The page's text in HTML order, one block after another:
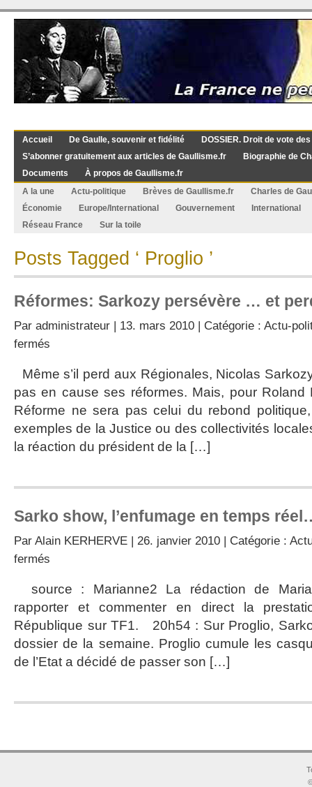
Accueil De Gaulle, souvenir et fidélité
DOSSIER. Droit de vote
S’abonner gratuitement aux articles de Gaullisme.fr
Biographie de
Documents
À propos de Gaullisme.fr
A la une
Actu-politique Brèves de Gaullisme.fr
Charles de
Économie
Europe/International Gouvernement
International
Réseau France
Sur la toile
Posts Tagged ‘ Proglio ’
Réformes: Sarkozy persévère … et
Par administrateur | 13. mars 2010 | Catégorie : Actu-
fermés
persévère
…
perd
sévère!
Même s’il perd aux Régionales, Nicolas
pas en cause ses réformes. Mais, pour Roland
Réforme ne sera pas celui du rebond
exemples de la Justice ou des collectivités
la réaction du président de la […]
Sarko show, l’enfumage en temps
Par Alain KERHERVE | 26. janvier 2010 | Catégorie :
fermés
l’enfumage
en
réel…
source : Marianne2 La rédaction de
rapporter et commenter en direct la
République sur TF1. 20h54 : Sur Proglio,
dossier de la semaine. Proglio cumule les
de l’Etat a décidé de passer son […]